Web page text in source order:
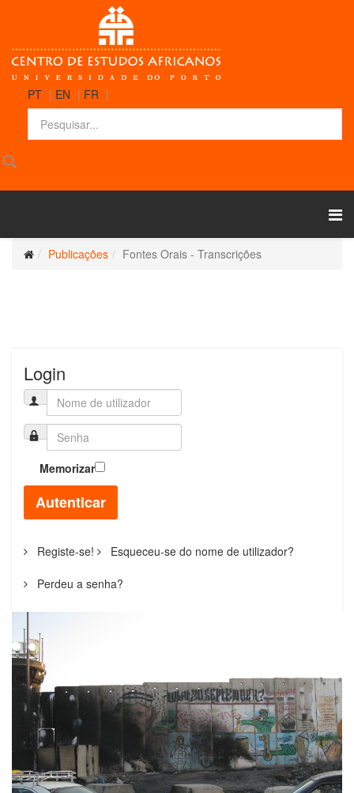
PT | EN | FR |
Publicações Fontes Orais - Transcrições
Login
Memorizar
Autenticar
Registe-se! Esqueceu-se do nome de utilizador?
Perdeu a senha?